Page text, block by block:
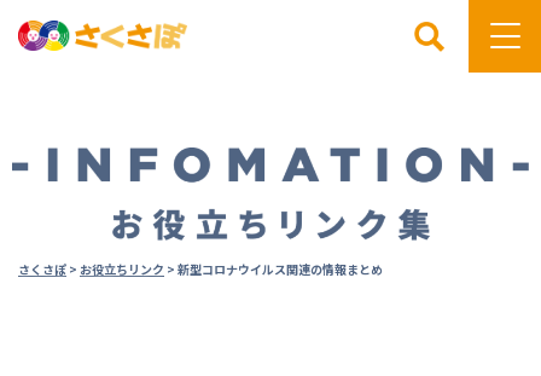
さくさぽ > お役立ちリンク > 新型コロナウイルス関連の情報まとめ